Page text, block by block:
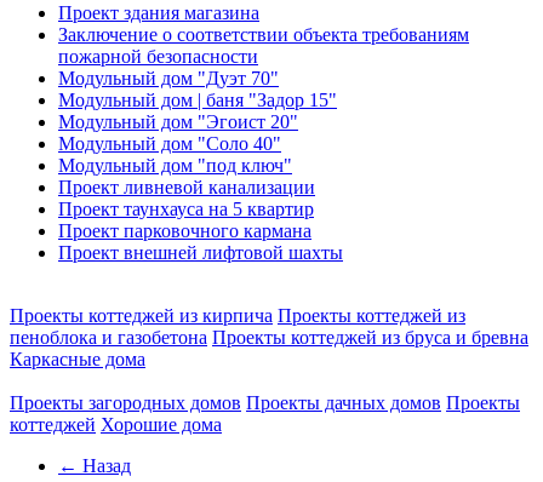
Проект здания магазина
Заключение о соответствии объекта требованиям
пожарной безопасности
Модульный дом "Дуэт 70"
Модульный дом | баня "Задор 15"
Модульный дом "Эгоист 20"
Модульный дом "Соло 40"
Модульный дом "под ключ"
Проект ливневой канализации
Проект таунхауса на 5 квартир
Проект парковочного кармана
Проект внешней лифтовой шахты
Проекты коттеджей из кирпича Проекты коттеджей из
пеноблока и газобетона Проекты коттеджей из бруса и бревна
Каркасные дома
Проекты загородных домов Проекты дачных домов Проекты
коттеджей Хорошие дома
← Назад